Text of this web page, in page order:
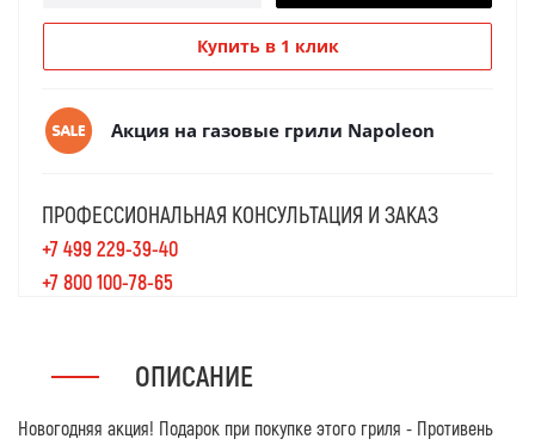
Купить в 1 клик
Акция на газовые грили Napoleon
ПРОФЕССИОНАЛЬНАЯ КОНСУЛЬТАЦИЯ И ЗАКАЗ
+7 499 229-39-40
+7 800 100-78-65
ОПИСАНИЕ
Новогодняя акция! Подарок при покупке этого гриля - Противень